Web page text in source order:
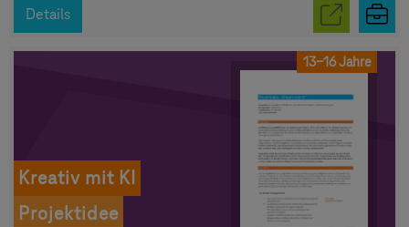
Details
13-16 Jahre
Kreativ mit KI
Projektidee